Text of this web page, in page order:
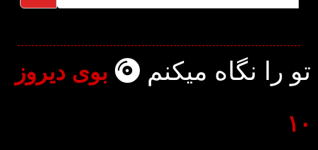
تو را نگاه میکنم بوی دیروز
۱۰